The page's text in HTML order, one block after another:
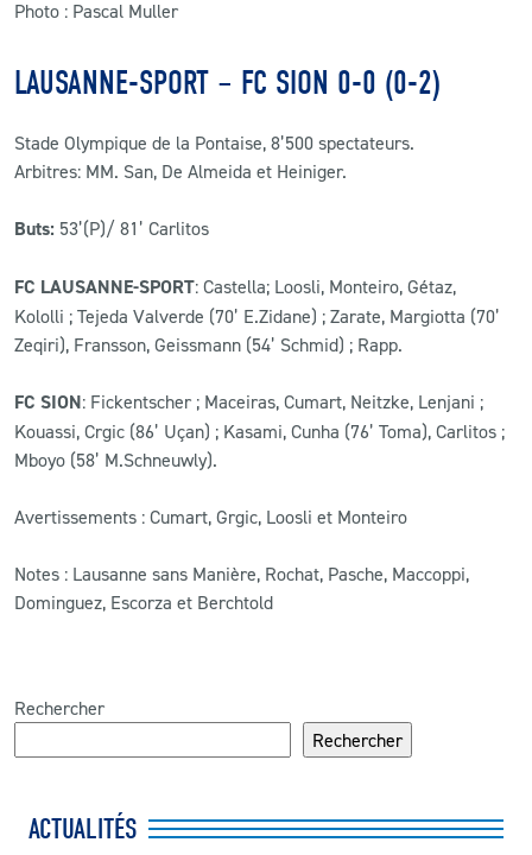
Photo : Pascal Muller
LAUSANNE-SPORT – FC SION 0-0 (0-2)
Stade Olympique de la Pontaise, 8’500 spectateurs.
Arbitres: MM. San, De Almeida et Heiniger.
Buts: 53’(P)/ 81’ Carlitos
FC LAUSANNE-SPORT: Castella; Loosli, Monteiro, Gétaz,
Kololli ; Tejeda Valverde (70’ E.Zidane) ; Zarate, Margiotta (70’
Zeqiri), Fransson, Geissmann (54’ Schmid) ; Rapp.
FC SION: Fickentscher ; Maceiras, Cumart, Neitzke, Lenjani ;
Kouassi, Crgic (86’ Uçan) ; Kasami, Cunha (76’ Toma), Carlitos ;
Mboyo (58’ M.Schneuwly).
Avertissements : Cumart, Grgic, Loosli et Monteiro
Notes : Lausanne sans Manière, Rochat, Pasche, Maccoppi,
Dominguez, Escorza et Berchtold
Rechercher
Rechercher
ACTUALITÉS